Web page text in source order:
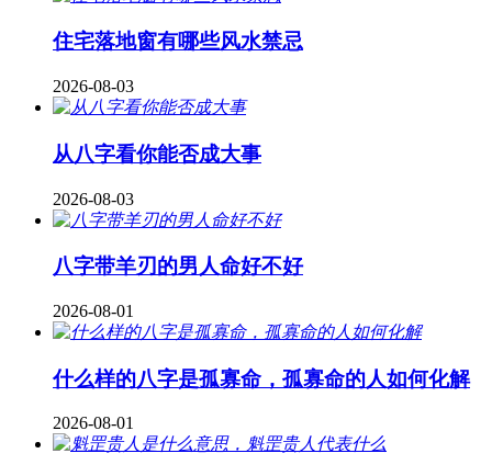
住宅落地窗有哪些风水禁忌
2026-08-03
从八字看你能否成大事
2026-08-03
八字带羊刃的男人命好不好
2026-08-01
什么样的八字是孤寡命，孤寡命的人如何化解
2026-08-01